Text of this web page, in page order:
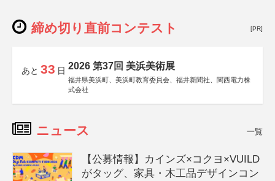
締め切り直前コンテスト [PR]
あと 33 日 2026 第37回 美浜美術展
福井県美浜町、美浜町教育委員会、福井新聞社、関西電力株
式会社
ニュース 一覧
【公募情報】カインズ×コクヨ×VUILD
がタッグ、家具・木工品デザインコン